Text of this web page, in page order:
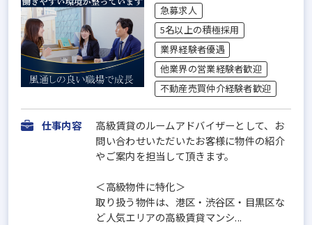
急募求人
5名以上の積極採用
業界経験者優遇
他業界の営業経験者歓迎
不動産売買仲介経験者歓迎
仕事内容
高級賃貸のルームアドバイザーとして、お
問い合わせいただいたお客様に物件の紹介
やご案内を担当して頂きます。
＜高級物件に特化＞
取り扱う物件は、港区・渋谷区・目黒区な
ど人気エリアの高級賃貸マンシ...